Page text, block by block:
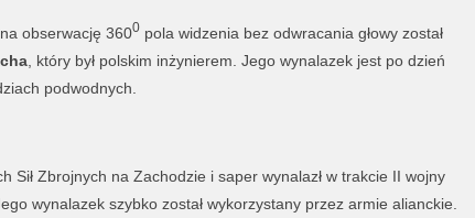
obserwację 3600pola widzenia bez odwracania głowy został
, który był polskim inżynierem. Jego wynalazek jest po dzień
podwodnych.
Sił Zbrojnych na Zachodzie i saper wynalazł w trakcie II wojny
wynalazek szybko został wykorzystany przez armie alianckie.